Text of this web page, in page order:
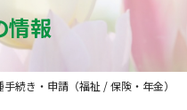
情報
手続き・申請（福祉 / 保険・年金）